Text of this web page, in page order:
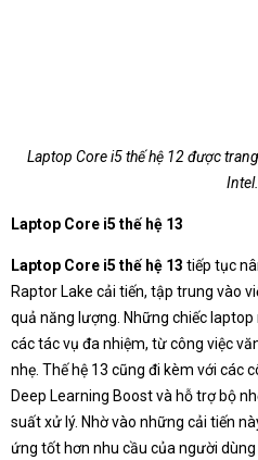
Laptop Core i5 thế hệ 12 được
Intel.
Laptop Core i5 thế hệ 13
Laptop Core i5 thế hệ 13 tiếp tục
Raptor Lake cải tiến, tập trung vào
quả năng lượng. Những chiếc
các tác vụ đa nhiệm, từ công việc
nhẹ. Thế hệ 13 cũng đi kèm với các
Deep Learning Boost và hỗ trợ bộ
suất xử lý. Nhờ vào những cải tiến
ứng tốt hơn nhu cầu của người dùng